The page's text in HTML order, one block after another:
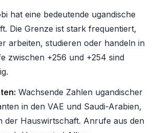
hat eine bedeutende ugandische
Die Grenze ist stark frequentiert,
arbeiten, studieren oder handeln in
zwischen +256 und +254 sind
Wachsende Zahlen ugandischer
in den VAE und Saudi-Arabien,
der Hauswirtschaft. Anrufe aus den